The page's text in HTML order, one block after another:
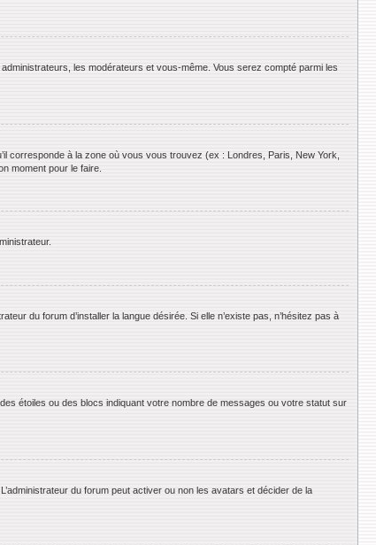
les modérateurs et vous-même. Vous serez compté parmi les
corresponde à la zone où vous vous trouvez (ex : Londres, Paris, New York,
moment pour le faire.
du forum d’installer la langue désirée. Si elle n’existe pas, n’hésitez pas à
étoiles ou des blocs indiquant votre nombre de messages ou votre statut sur
du forum peut activer ou non les avatars et décider de la